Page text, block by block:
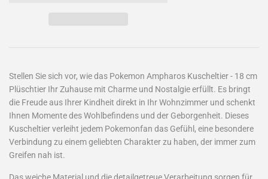
Stellen Sie sich vor, wie das Pokemon Ampharos Kuscheltier - 18 cm
Plüschtier Ihr Zuhause mit Charme und Nostalgie erfüllt. Es bringt
die Freude aus Ihrer Kindheit direkt in Ihr Wohnzimmer und schenkt
Ihnen Momente des Wohlbefindens und der Geborgenheit. Dieses
Kuscheltier verleiht jedem Pokemonfan das Gefühl, eine besondere
Verbindung zu einem geliebten Charakter zu haben, der immer zum
Greifen nah ist.